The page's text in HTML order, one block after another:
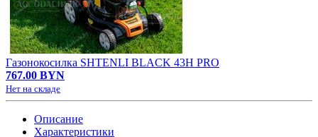
Газонокосилка SHTENLI BLACK 43H PRO
767.00 BYN
Нет на складе
Описание
Характеристики